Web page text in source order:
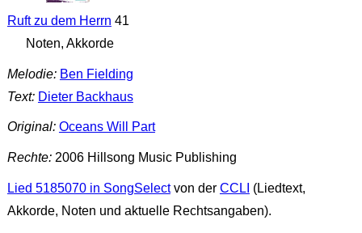
Ruft zu dem Herrn 41
Noten, Akkorde
Melodie: Ben Fielding
Text: Dieter Backhaus
Original: Oceans Will Part
Rechte:2006 Hillsong Music Publishing
Lied 5185070 in SongSelectvon der CCLI (Liedtext,
Akkorde, Noten und aktuelle Rechtsangaben).